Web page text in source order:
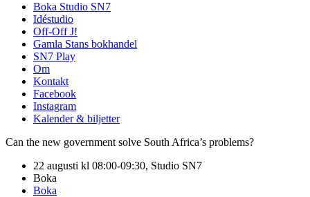
Boka Studio SN7
Idéstudio
Off-Off J!
Gamla Stans bokhandel
SN7 Play
Om
Kontakt
Facebook
Instagram
Kalender & biljetter
Can the new government solve South Africa’s problems?
22 augusti kl 08:00-09:30, Studio SN7
Boka
Boka